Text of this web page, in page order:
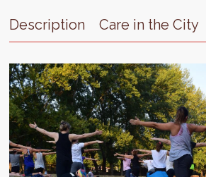
Description Care in the City